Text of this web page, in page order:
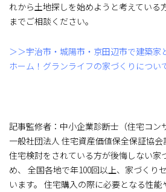
れから土地探しを始めようと考えている
までご相談ください。
＞＞宇治市・城陽市・京田辺市で建築家
ホーム！グランライフの家づくりについ
記事監修者：中小企業診断士（住宅コン
一般社団法人 住宅資産価値保全保証協会
住宅検討をされている方が後悔しない家
め、 全国各地で年100回以上、家づくり
います。 住宅購入の際に必要となる性